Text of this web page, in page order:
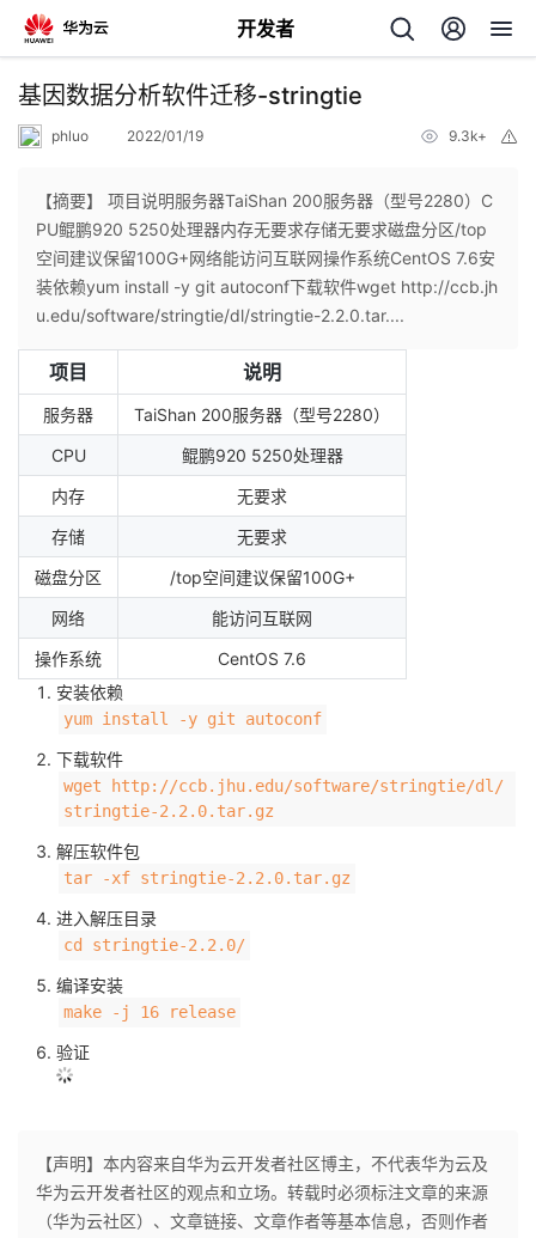
开发者
返
个
人
主
我
的
发
者
我
的
博
我
的
坛
我
圈
子
的
直
播
我
的
活
我
的
我
开
发
者
学
堂
课
程
的
认
我
的
我
藏
的
Programs
我
的
支
持
我
技
术
支
的
云
声
基因数据分析软件迁移-stringtie
phluo 2022/01/19 9.3k+
【摘要】 项目说明服务器TaiShan 200服务器（型号2280）C
PU鲲鹏920 5250处理器内存无要求存储无要求磁盘分区/top
空间建议保留100G+网络能访问互联网操作系统CentOS 7.6安
装依赖yum install -y git autoconf下载软件wget http://ccb.jh
u.edu/software/stringtie/dl/stringtie-2.2.0.tar....
项目 说明
服务器
TaiShan 200服务器（型号2280）
CPU
鲲鹏920 5250处理器
内存
无要求
存储
无要求
磁盘分区
/top空间建议保留100G+
网络
能访问互联网
操作系统
CentOS 7.6
安装依赖
yum install -y git autoconf
下载软件
wget http://ccb.jhu.edu/software/stringtie/dl/
stringtie-2.2.0.tar.gz
解压软件包
tar -xf stringtie-2.2.0.tar.gz
进入解压目录
cd stringtie-2.2.0/
编译安装
make -j 16 release
验证
【声明】本内容来自华为云开发者社区博主，不代表华为云及
华为云开发者社区的观点和立场。转载时必须标注文章的来源
（华为云社区）、文章链接、文章作者等基本信息，否则作者